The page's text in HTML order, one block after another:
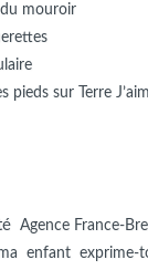
mouroir
pieds sur Terre
Agence France-
enfant exprime-